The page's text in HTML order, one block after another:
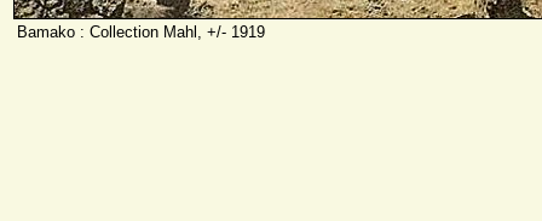
Bamako : Collection Mahl, +/- 1919